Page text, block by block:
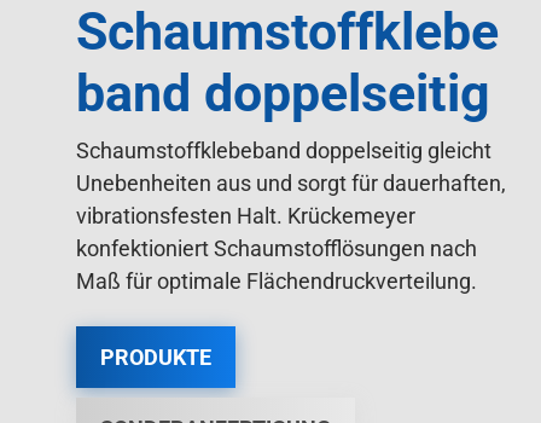
Schaumstoffklebe
band doppelseitig
Schaumstoffklebeband doppelseitig gleicht
Unebenheiten aus und sorgt für dauerhaften,
vibrationsfesten Halt. Krückemeyer
konfektioniert Schaumstofflösungen nach
Maß für optimale Flächendruckverteilung.
PRODUKTE